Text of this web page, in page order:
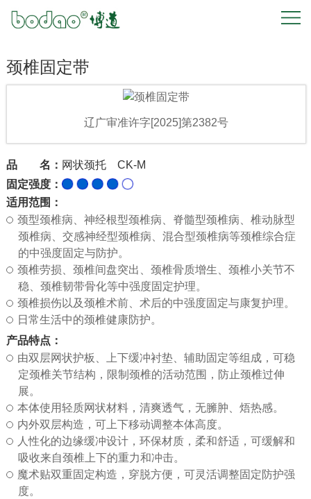
首
关
们
产
品
中
心
医
学
常
识
联
颈椎固定带
辽广审准许字[2025]第2382号
品 名： 网状颈托 CK-M
固定强度：
适用范围：
颈型颈椎病、神经根型颈椎病、脊髓型颈椎病、椎动脉型
颈椎病、交感神经型颈椎病、混合型颈椎病等颈椎综合症
的中强度固定与防护。
颈椎劳损、颈椎间盘突出、颈椎骨质增生、颈椎小关节不
稳、颈椎韧带骨化等中强度固定护理。
颈椎损伤以及颈椎术前、术后的中强度固定与康复护理。
日常生活中的颈椎健康防护。
产品特点：
由双层网状护板、上下缓冲衬垫、辅助固定等组成，可稳
定颈椎关节结构，限制颈椎的活动范围，防止颈椎过伸
展。
本体使用轻质网状材料，清爽透气，无臃肿、焐热感。
内外双层构造，可上下移动调整本体高度。
人性化的边缘缓冲设计，环保材质，柔和舒适，可缓解和
吸收来自颈椎上下的重力和冲击。
魔术贴双重固定构造，穿脱方便，可灵活调整固定防护强
度。